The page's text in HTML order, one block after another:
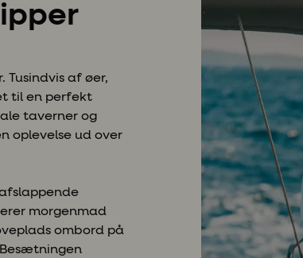
Tusindvis af øer,
til en perfekt
taverner og
oplevelse ud over
morgenmad
ombord på